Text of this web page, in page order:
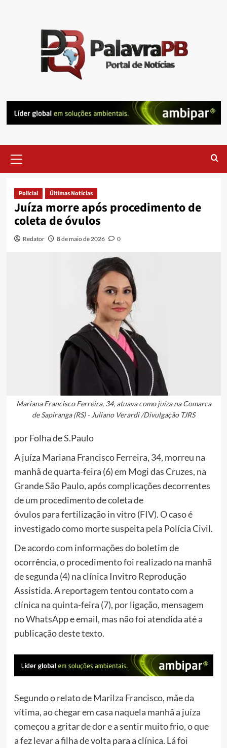
Menu
Policial Últimas Notícias
Juíza morre após procedimento de
coleta de óvulos
Redator 8 de maio de 2026 0
Mariana Francisco Ferreira, 34, atuava como juíza na Comarca
de Sapiranga (RS) - Juliano Verardi /Divulgação TJRS
por Folha de S.Paulo
A juíza Mariana Francisco Ferreira, 34, morreu na
manhã de quarta-feira (6) em Mogi das Cruzes, na
Grande São Paulo, após complicações decorrentes
de um procedimento de coleta de
óvulos para fertilização in vitro (FIV). O caso é
investigado como morte suspeita pela Polícia Civil.
De acordo com informações do boletim de
ocorrência, o procedimento foi realizado na manhã
de segunda (4) na clínica Invitro Reprodução
Assistida. A reportagem tentou contato com a
clínica na quinta-feira (7), por ligação, mensagem
no WhatsApp e email, mas não foi atendida até a
publicação deste texto.
Segundo o relato de Marilza Francisco, mãe da
vítima, ao chegar em casa naquela manhã a juíza
começou a gritar de dor e a sentir muito frio, o que
a fez levar a filha de volta para a clínica. Lá foi